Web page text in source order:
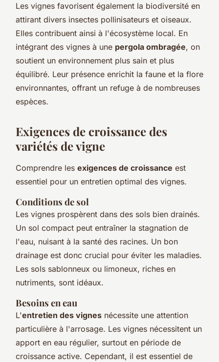
Les vignes favorisent également la biodiversité en
attirant divers insectes pollinisateurs et oiseaux.
Elles contribuent ainsi à l'écosystème local. En
intégrant des vignes à une pergola ombragée, on
soutient un environnement plus sain et plus
équilibré. Leur présence enrichit la faune et la flore
environnantes, offrant un refuge à de nombreuses
espèces.
Exigences de croissance des
variétés de vigne
Comprendre les exigences de croissance est
essentiel pour un entretien optimal des vignes.
Conditions de sol
Les vignes prospèrent dans des sols bien drainés.
Un sol compact peut entraîner la stagnation de
l'eau, nuisant à la santé des racines. Un bon
drainage est donc crucial pour éviter les maladies.
Les sols sablonneux ou limoneux, riches en
nutriments, sont idéaux.
Besoins en eau
L'entretien des vignes nécessite une attention
particulière à l'arrosage. Les vignes nécessitent un
apport en eau régulier, surtout en période de
croissance active. Cependant, il est essentiel de